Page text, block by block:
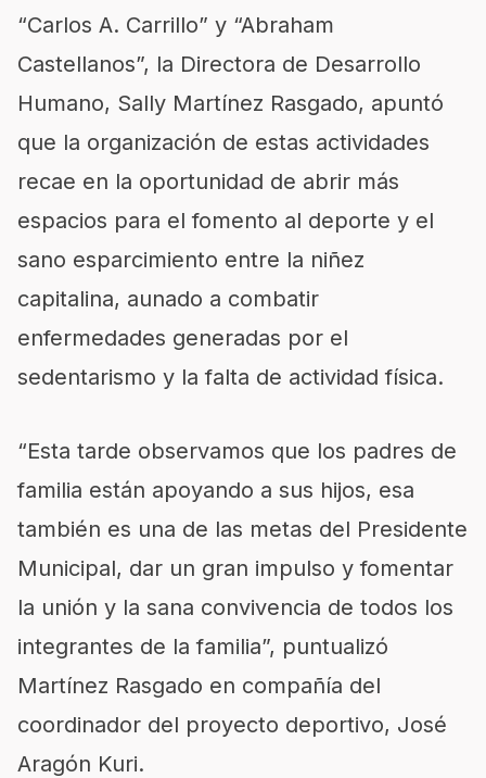
“Carlos A. Carrillo” y “Abraham
Castellanos”, la Directora de Desarrollo
Humano, Sally Martínez Rasgado, apuntó
que la organización de estas actividades
recae en la oportunidad de abrir más
espacios para el fomento al deporte y el
sano esparcimiento entre la niñez
capitalina, aunado a combatir
enfermedades generadas por el
sedentarismo y la falta de actividad física.
“Esta tarde observamos que los padres de
familia están apoyando a sus hijos, esa
también es una de las metas del Presidente
Municipal, dar un gran impulso y fomentar
la unión y la sana convivencia de todos los
integrantes de la familia”, puntualizó
Martínez Rasgado en compañía del
coordinador del proyecto deportivo, José
Aragón Kuri.